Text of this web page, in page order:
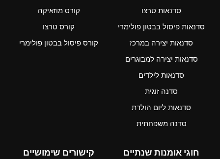
סדנאות טרצו
סדנאות פיסול בבטון פולימרי
סדנאות יצירה במרכז
סדנאות יצירה למבוגרים
סדנאות לילדים
סדנה זוגית
סדנאות ליום הולדת
סדנה משפחתית
קורס מוזאיקה
קורס טרצו
קורס פיסול בבטון פולימרי
חוגי אומנות שנתיים קישורים שימושיים